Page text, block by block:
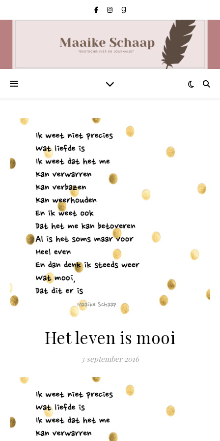
Het leven is mooi
3 september 2016